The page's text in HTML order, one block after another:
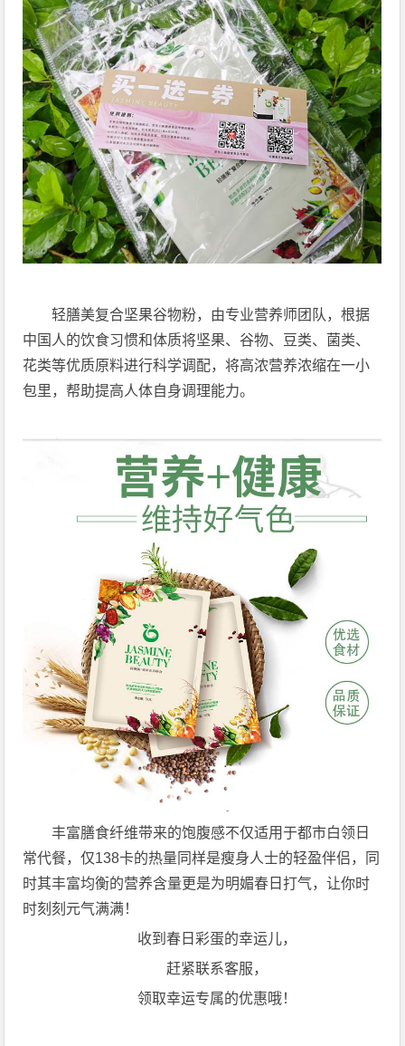
轻膳美复合坚果谷物粉，由专业营养师团队，根据
中国人的饮食习惯和体质将坚果、谷物、豆类、菌类、
花类等优质原料进行科学调配，将高浓营养浓缩在一小
包里，帮助提高人体自身调理能力。
丰富膳食纤维带来的饱腹感不仅适用于都市白领日
常代餐，仅138卡的热量同样是瘦身人士的轻盈伴侣，同
时其丰富均衡的营养含量更是为明媚春日打气，让你时
时刻刻元气满满！
收到春日彩蛋的幸运儿，
赶紧联系客服，
领取幸运专属的优惠哦！